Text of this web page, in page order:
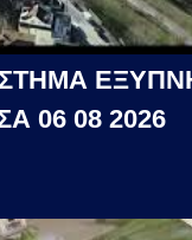
06 08 2026